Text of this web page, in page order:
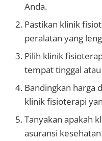
Anda.
Pastikan klinik
peralatan yang
Pilih klinik
tempat tinggal
Bandingkan harga
klinik fisioterapi
Tanyakan apakah
asuransi